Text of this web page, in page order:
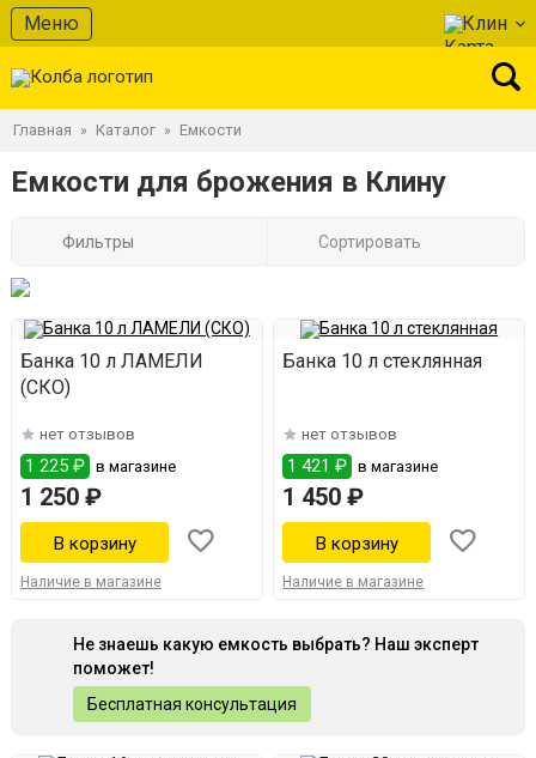
Меню Клин
Главная » Каталог » Емкости
Емкости для брожения в Клину
Фильтры Сортировать
Банка 10 л ЛАМЕЛИ
(СКО)
нет отзывов
1 225 ₽ в магазине
1 250 ₽
Наличие в магазине
Банка 10 л стеклянная
нет отзывов
1 421 ₽ в магазине
1 450 ₽
Наличие в магазине
Не знаешь какую емкость выбрать? Наш эксперт
поможет!
Бесплатная консультация